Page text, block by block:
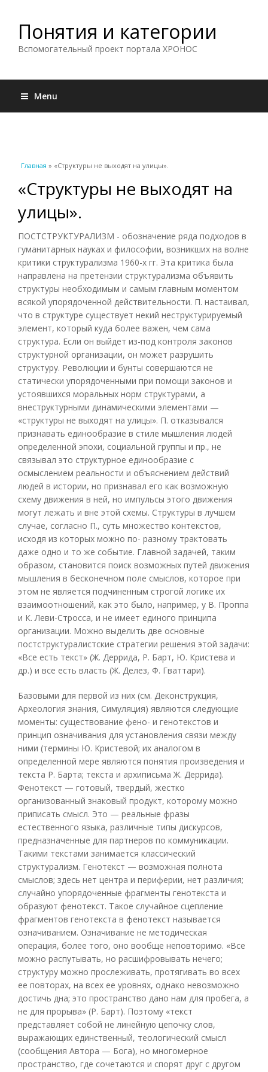
Понятия и категории
Вспомогательный проект портала ХРОНОС
Menu
Вы здесь
Главная » «Структуры не выходят на улицы».
«Структуры не выходят на
улицы».
ПОСТСТРУКТУРАЛИЗМ - обозначение ряда подходов в
гуманитарных науках и философии, возникших на волне
критики структурализма 1960-х гг. Эта критика была
направлена на претензии структурализма объявить
структуры необходимым и самым главным моментом
всякой упорядоченной действительности. П. настаивал,
что в структуре существует некий неструктурируемый
элемент, который куда более важен, чем сама
структура. Если он выйдет из-под контроля законов
структурной организации, он может разрушить
структуру. Революции и бунты совершаются не
статически упорядоченными при помощи законов и
устоявшихся моральных норм структурами, а
внеструктурными динамическими элементами —
«структуры не выходят на улицы». П. отказывался
признавать единообразие в стиле мышления людей
определенной эпохи, социальной группы и пр., не
связывал это структурное единообразие с
осмыслением реальности и объяснением действий
людей в истории, но признавал его как возможную
схему движения в ней, но импульсы этого движения
могут лежать и вне этой схемы. Структуры в лучшем
случае, согласно П., суть множество контекстов,
исходя из которых можно по- разному трактовать
даже одно и то же событие. Главной задачей, таким
образом, становится поиск возможных путей движения
мышления в бесконечном поле смыслов, которое при
этом не является подчиненным строгой логике их
взаимоотношений, как это было, например, у В. Проппа
и К. Леви-Стросса, и не имеет единого принципа
организации. Можно выделить две основные
постструктуралистские стратегии решения этой задачи:
«Все есть текст» (Ж. Деррида, Р. Барт, Ю. Кристева и
др.) и все есть власть (Ж. Делез, Ф. Гваттари).
Базовыми для первой из них (см. Деконструкция,
Археология знания, Симуляция) являются следующие
моменты: существование фено- и генотекстов и
принцип означивания для установления связи между
ними (термины Ю. Кристевой; их аналогом в
определенной мере являются понятия произведения и
текста Р. Барта; текста и архиписьма Ж. Деррида).
Фенотекст — готовый, твердый, жестко
организованный знаковый продукт, которому можно
приписать смысл. Это — реальные фразы
естественного языка, различные типы дискурсов,
предназначенные для партнеров по коммуникации.
Такими текстами занимается классический
структурализм. Генотекст — возможная полнота
смыслов; здесь нет центра и периферии, нет различия;
случайно упорядоченные фрагменты генотекста и
образуют фенотекст. Такое случайное сцепление
фрагментов генотекста в фенотекст называется
означиванием. Означивание не методическая
операция, более того, оно вообще неповторимо. «Все
можно распутывать, но расшифровывать нечего;
структуру можно прослеживать, протягивать во всех
ее повторах, на всех ее уровнях, однако невозможно
достичь дна; это пространство дано нам для пробега, а
не для прорыва» (Р. Барт). Поэтому «текст
представляет собой не линейную цепочку слов,
выражающих единственный, теологический смысл
(сообщения Автора — Бога), но многомерное
пространство, где сочетаются и спорят друг с другом